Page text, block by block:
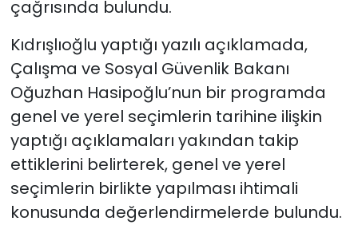
çağrısında bulundu.
Kıdrışlıoğlu yaptığı yazılı açıklamada,
Çalışma ve Sosyal Güvenlik Bakanı
Oğuzhan Hasipoğlu’nun bir programda
genel ve yerel seçimlerin tarihine ilişkin
yaptığı açıklamaları yakından takip
ettiklerini belirterek, genel ve yerel
seçimlerin birlikte yapılması ihtimali
konusunda değerlendirmelerde bulundu.